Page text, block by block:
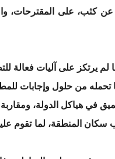
عن كثب، على المقترحات،
يرتكز على آليات فعالة
تحمله من حلول وإجابات
في هياكل الدولة، ومقاربة
المنطقة، لما تقوم